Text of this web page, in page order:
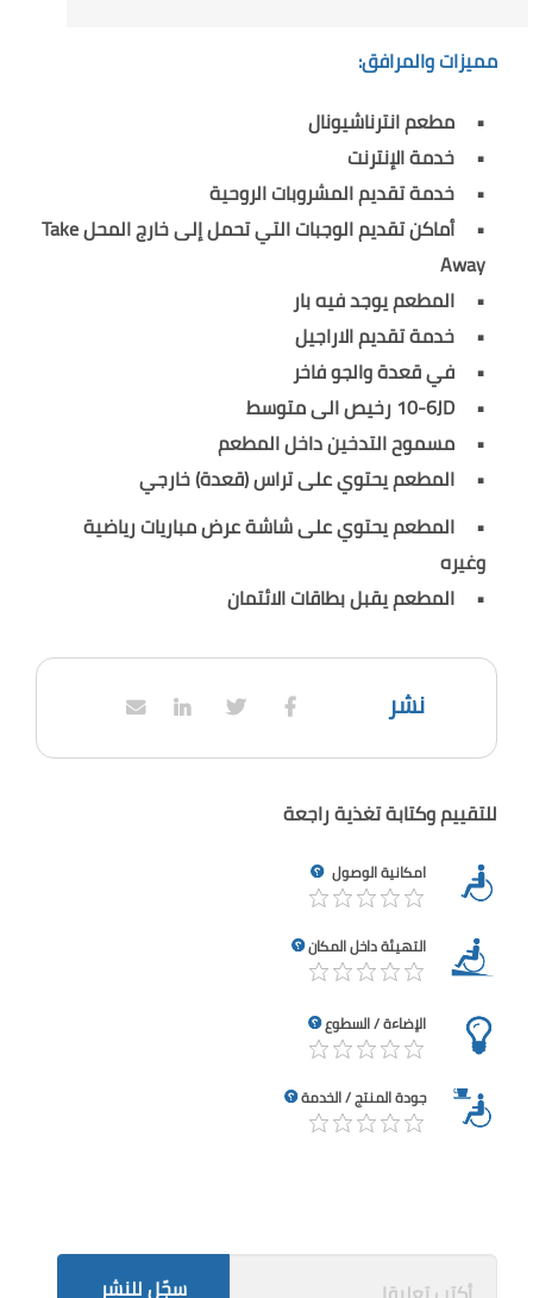
مميزات والمرافق:
مطعم انترناشيونال
خدمة الإنترنت
خدمة تقديم المشروبات الروحية
أماكن تقديم الوجبات التي تحمل إلى خارج المحل Take
Away
المطعم يوجد فيه بار
خدمة تقديم الاراجيل
في قعدة والجو فاخر
10-6JD رخيص الى متوسط
مسموح التدخين داخل المطعم
المطعم يحتوي على تراس (قعدة) خارجي
المطعم يحتوي على شاشة عرض مباريات رياضية
وغيره
المطعم يقبل بطاقات الائتمان
نشر
للتقييم وكتابة تغذية راجعة
امكانية الوصول
التهيئة داخل المكان
الإضاءة / السطوع
جودة المنتج / الخدمة
سجّل للنشر